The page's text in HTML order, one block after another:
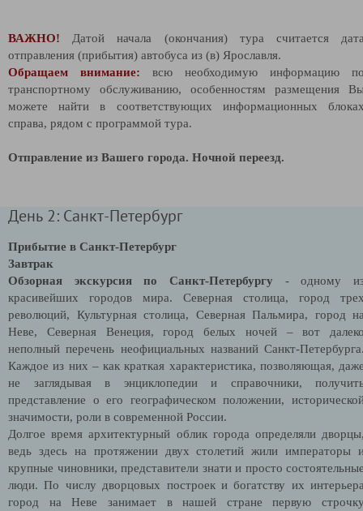
ВАЖНО! Датой начала (окончания) тура считается
отправления (прибытия) автобуса из (в) Ярославля.
Обращаем внимание:
всю необходимую информацию
транспортному обслуживанию, особенностям размещения
можете найти в соответствующих информационных
справа, рядом с программой тура.
Отправление из Вашего города. Ночной переезд.
День 2: Санкт-Петербург
Прибытие в Санкт-Петербург
Завтрак
Обзорная
экскурсия по Санкт-Петербургу - одному
красивейших городов мира. Северная столица, город
революций, Культурная столица, Северная Пальмира, город
Неве, Северная Венеция, город белых ночей – вот
неполный перечень неофициальных названий Санкт-
Каждое из них – как краткая характеристика, позволяющая,
не заглядывая в энциклопедии и справочники,
представление о его географическом положении,
значимости, роли в современной России.
Долгое время архитектурный облик города определяли
ведь здесь на протяжении двух столетий жили императоры
крупные чиновники, представители знати и просто
люди. По числу дворцовых построек и богатству их
город на Неве занимает в нашей стране первую